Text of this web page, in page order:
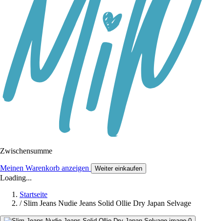
Zwischensumme
Meinen Warenkorb anzeigen Weiter einkaufen
Loading...
Startseite
/ Slim Jeans Nudie Jeans Solid Ollie Dry Japan Selvage